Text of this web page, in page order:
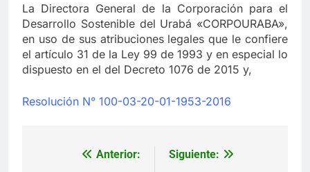
La Directora General de la Corporación para el
Desarrollo Sostenible del Urabá «CORPOURABA»,
en uso de sus atribuciones legales que le confiere
el artículo 31 de la Ley 99 de 1993 y en especial lo
dispuesto en el del Decreto 1076 de 2015 y,
Resolución N° 100-03-20-01-1953-2016
Navegación
Anterior:
Siguiente: